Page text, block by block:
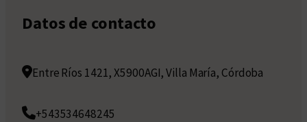
Datos de contacto
Entre Ríos 1421, X5900AGI, Villa María, Córdoba
+543534648245